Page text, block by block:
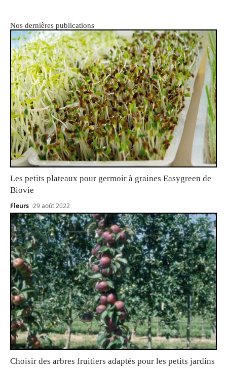
Nos dernières publications
Les petits plateaux pour germoir à graines Easygreen de
Biovie
Fleurs 29 août 2022
Choisir des arbres fruitiers adaptés pour les petits jardins